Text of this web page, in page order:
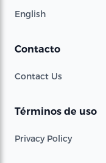
English
Contacto
Contact Us
Términos de uso
Privacy Policy